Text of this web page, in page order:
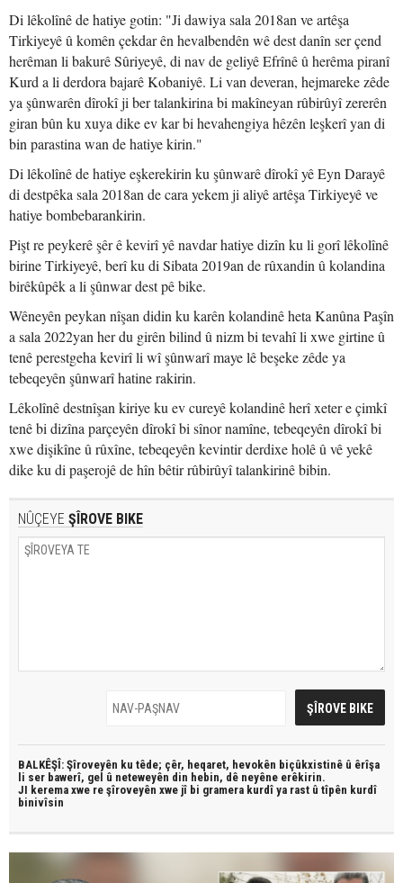
Di lêkolînê de hatiye gotin: "Ji dawiya sala 2018an ve artêşa
Tirkiyeyê û komên çekdar ên hevalbendên wê dest danîn ser çend
herêman li bakurê Sûriyeyê, di nav de geliyê Efrînê û herêma piranî
Kurd a li derdora bajarê Kobaniyê. Li van deveran, hejmareke zêde
ya şûnwarên dîrokî ji ber talankirina bi makîneyan rûbirûyî zererên
giran bûn ku xuya dike ev kar bi hevahengiya hêzên leşkerî yan di
bin parastina wan de hatiye kirin."
Di lêkolînê de hatiye eşkerekirin ku şûnwarê dîrokî yê Eyn Darayê
di destpêka sala 2018an de cara yekem ji aliyê artêşa Tirkiyeyê ve
hatiye bombebarankirin.
Pişt re peykerê şêr ê kevirî yê navdar hatiye dizîn ku li gorî lêkolînê
birine Tirkiyeyê, berî ku di Sibata 2019an de rûxandin û kolandina
birêkûpêk a li şûnwar dest pê bike.
Wêneyên peykan nîşan didin ku karên kolandinê heta Kanûna Paşîn
a sala 2022yan her du girên bilind û nizm bi tevahî li xwe girtine û
tenê perestgeha kevirî li wî şûnwarî maye lê beşeke zêde ya
tebeqeyên şûnwarî hatine rakirin.
Lêkolînê destnîşan kiriye ku ev cureyê kolandinê herî xeter e çimkî
tenê bi dizîna parçeyên dîrokî bi sînor namîne, tebeqeyên dîrokî bi
xwe dişikîne û rûxîne, tebeqeyên kevintir derdixe holê û vê yekê
dike ku di paşerojê de hîn bêtir rûbirûyî talankirinê bibin.
NÛÇEYE ŞÎROVE BIKE
BALKÊŞÎ: Şîroveyên ku têde; çêr, heqaret, hevokên biçûkxistinê û êrîşa
li ser bawerî, gel û neteweyên din hebin, dê neyêne erêkirin.
JI kerema xwe re şîroveyên xwe jî bi gramera kurdî ya rast û tîpên kurdî
binivîsin